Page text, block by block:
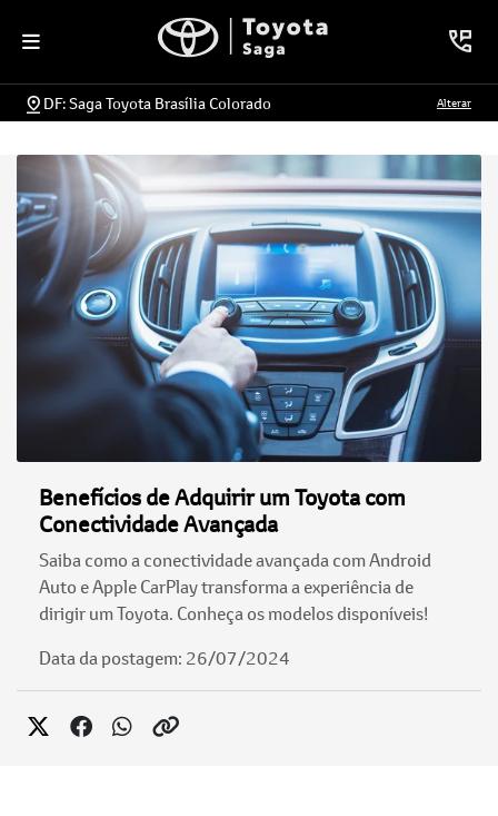
DF: Saga Toyota Brasília Colorado Alterar
Benefícios de Adquirir um Toyota com
Conectividade Avançada
Saiba como a conectividade avançada com Android
Auto e Apple CarPlay transforma a experiência de
dirigir um Toyota. Conheça os modelos disponíveis!
Data da postagem: 26/07/2024